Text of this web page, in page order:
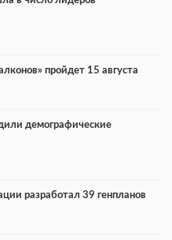
пройдет 15 августа
демографические
разработал 39 генпланов